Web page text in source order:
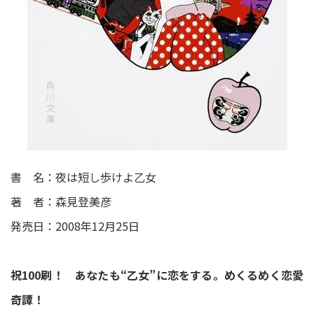
書 名：夜は短し歩けよ乙女
著 者：森見登美彦
発売日：2008年12月25日
祝100刷！ あなたも“乙女”に恋をする。めくるめく恋愛
奇譚！